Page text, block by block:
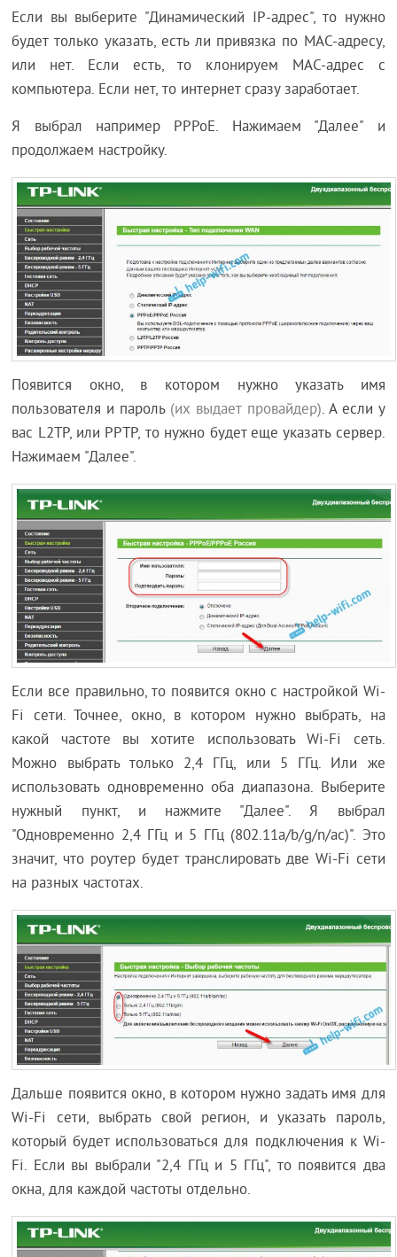
Если вы выберите "Динамический IP-адрес", то нужно
будет только указать, есть ли привязка по MAC-адресу,
или нет. Если есть, то клонируем MAC-адрес с
компьютера. Если нет, то интернет сразу заработает.
Я выбрал например PPPoE. Нажимаем "Далее" и
продолжаем настройку.
Появится окно, в котором нужно указать имя
пользователя и пароль (их выдает провайдер). А если у
вас L2TP, или PPTP, то нужно будет еще указать сервер.
Нажимаем "Далее".
Если все правильно, то появится окно с настройкой Wi-
Fi сети. Точнее, окно, в котором нужно выбрать, на
какой частоте вы хотите использовать Wi-Fi сеть.
Можно выбрать только 2,4 ГГц, или 5 ГГц. Или же
использовать одновременно оба диапазона. Выберите
нужный пункт, и нажмите "Далее". Я выбрал
"Одновременно 2,4 ГГц и 5 ГГц (802.11a/b/g/n/ac)". Это
значит, что роутер будет транслировать две Wi-Fi сети
на разных частотах.
Дальше появится окно, в котором нужно задать имя для
Wi-Fi сети, выбрать свой регион, и указать пароль,
который будет использоваться для подключения к Wi-
Fi. Если вы выбрали "2,4 ГГц и 5 ГГц", то появится два
окна, для каждой частоты отдельно.